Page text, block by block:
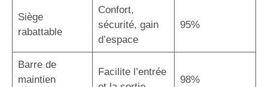
Siège
rabattable
Confort,
sécurité, gain
d’espace
95%
Barre de
maintien
Facilite l’entrée
98%